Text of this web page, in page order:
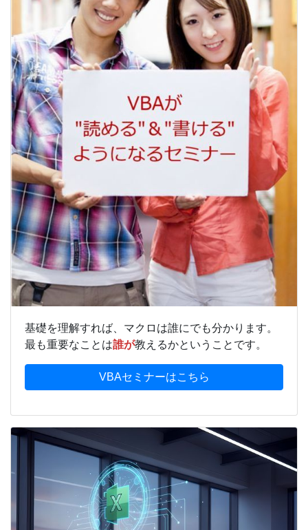
基礎を理解すれば、マクロは誰にでも分かります。
最も重要なことは誰が教えるかということです。
VBAセミナーはこちら